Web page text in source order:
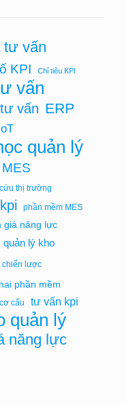
tư vấn
KPI Chỉ tiêu KPI
vấn
vấn ERP
quản lý
MES
thị trường
phần mềm MES
giá năng lực
quản lý kho
chiến lược
phần mềm
cấu tư vấn kpi
quản lý
năng lực